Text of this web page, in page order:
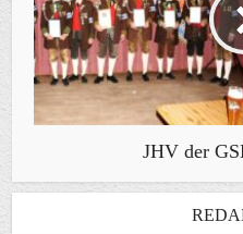
JHV der